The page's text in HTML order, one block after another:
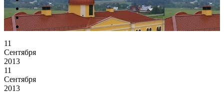
11
Сентября
2013
11
Сентября
2013